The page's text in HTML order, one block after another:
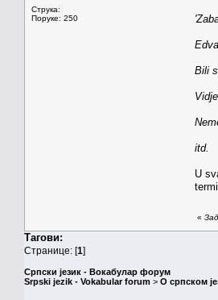
Струка:
Поруке: 250
Bili
itd.
U
«
Тагови:
Странице: [1]
Српски језик - Вокабулар форум
Srpski jezik - Vokabular forum > О српском